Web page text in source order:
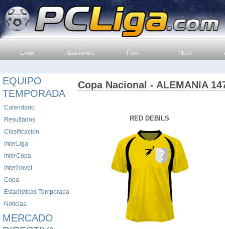
Login Registrarme Foro News
EQUIPO
TEMPORADA
Calendario
Resultados
Clasificación
InterLiga
InterCopa
InterNovel
Copa
Estadisticas Temporada
Noticias
MERCADO
Copa Nacional - ALEMANIA
RED DEBILS